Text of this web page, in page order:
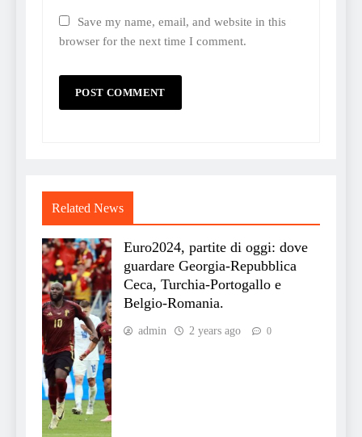
Save my name, email, and website in this
browser for the next time I comment.
Related News
Euro2024, partite di oggi: dove
guardare Georgia-Repubblica
Ceca, Turchia-Portogallo e
Belgio-Romania.
admin 2 years ago 0